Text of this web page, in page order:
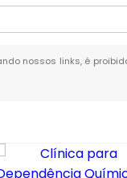
nossos links, é